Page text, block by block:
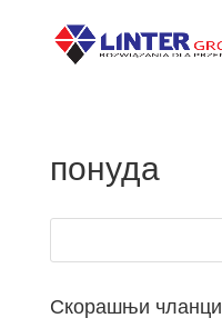
понуда
Скорашњи чланци